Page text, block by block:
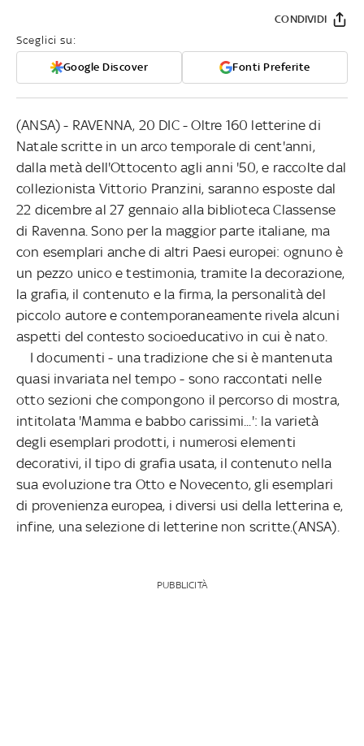
Sceglici su:
Google Discover Fonti Preferite
CONDIVIDI
(ANSA) - RAVENNA, 20 DIC - Oltre 160 letterine di
Natale scritte in un arco temporale di cent'anni,
dalla metà dell'Ottocento agli anni '50, e raccolte dal
collezionista Vittorio Pranzini, saranno esposte dal
22 dicembre al 27 gennaio alla biblioteca Classense
di Ravenna. Sono per la maggior parte italiane, ma
con esemplari anche di altri Paesi europei: ognuno è
un pezzo unico e testimonia, tramite la decorazione,
la grafia, il contenuto e la firma, la personalità del
piccolo autore e contemporaneamente rivela alcuni
aspetti del contesto socioeducativo in cui è nato.
I documenti - una tradizione che si è mantenuta
quasi invariata nel tempo - sono raccontati nelle
otto sezioni che compongono il percorso di mostra,
intitolata 'Mamma e babbo carissimi...': la varietà
degli esemplari prodotti, i numerosi elementi
decorativi, il tipo di grafia usata, il contenuto nella
sua evoluzione tra Otto e Novecento, gli esemplari
di provenienza europea, i diversi usi della letterina e,
infine, una selezione di letterine non scritte.(ANSA).
PUBBLICITÀ